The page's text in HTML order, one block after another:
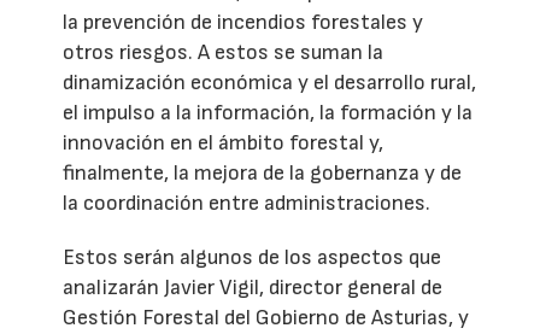
la prevención de incendios forestales y
otros riesgos. A estos se suman la
dinamización económica y el desarrollo rural,
el impulso a la información, la formación y la
innovación en el ámbito forestal y,
finalmente, la mejora de la gobernanza y de
la coordinación entre administraciones.
Estos serán algunos de los aspectos que
analizarán Javier Vigil, director general de
Gestión Forestal del Gobierno de Asturias, y